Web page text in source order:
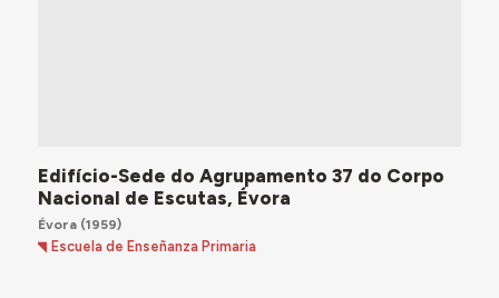
Edifício-Sede do Agrupamento 37 do Corpo
Nacional de Escutas, Évora
Évora(1959)
Escuela de Enseñanza Primaria